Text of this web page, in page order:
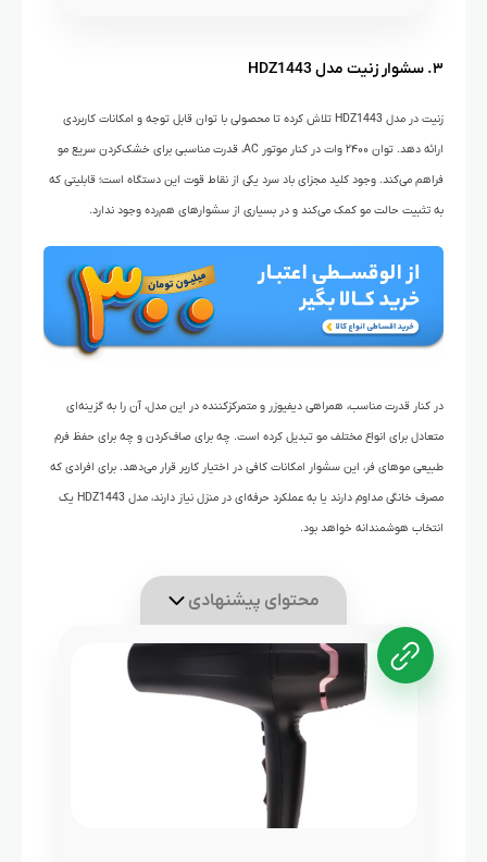
۳. سشوار زنیت مدل HDZ1443
زنیت در مدل HDZ1443 تلاش کرده تا محصولی با توان قابل توجه و امکانات کاربردی
ارائه دهد. توان ۲۴۰۰ وات در کنار موتور AC، قدرت مناسبی برای خشک‌کردن سریع مو
فراهم می‌کند. وجود کلید مجزای باد سرد یکی از نقاط قوت این دستگاه است؛ قابلیتی که
به تثبیت حالت مو کمک می‌کند و در بسیاری از سشوارهای هم‌رده وجود ندارد.
در کنار قدرت مناسب، همراهی دیفیوزر و متمرکزکننده در این مدل، آن را به گزینه‌ای
متعادل برای انواع مختلف مو تبدیل کرده است. چه برای صاف‌کردن و چه برای حفظ فرم
طبیعی موهای فر، این سشوار امکانات کافی در اختیار کاربر قرار می‌دهد. برای افرادی که
مصرف خانگی مداوم دارند یا به عملکرد حرفه‌ای در منزل نیاز دارند، مدل HDZ1443 یک
انتخاب هوشمندانه خواهد بود.
محتوای پیشنهادی